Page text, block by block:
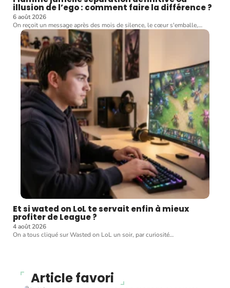
illusion de l’ego : comment faire la différence ?
6 août 2026
On reçoit un message après des mois de silence, le cœur s'emballe,…
Et si wated on LoL te servait enfin à mieux
profiter de League ?
4 août 2026
On a tous cliqué sur Wasted on LoL un soir, par curiosité…
Article favori